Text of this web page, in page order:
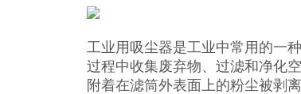
工业用吸尘器是工业中常用的一
过程中收集废弃物、过滤和净化
附着在滤筒外表面上的粉尘被剥